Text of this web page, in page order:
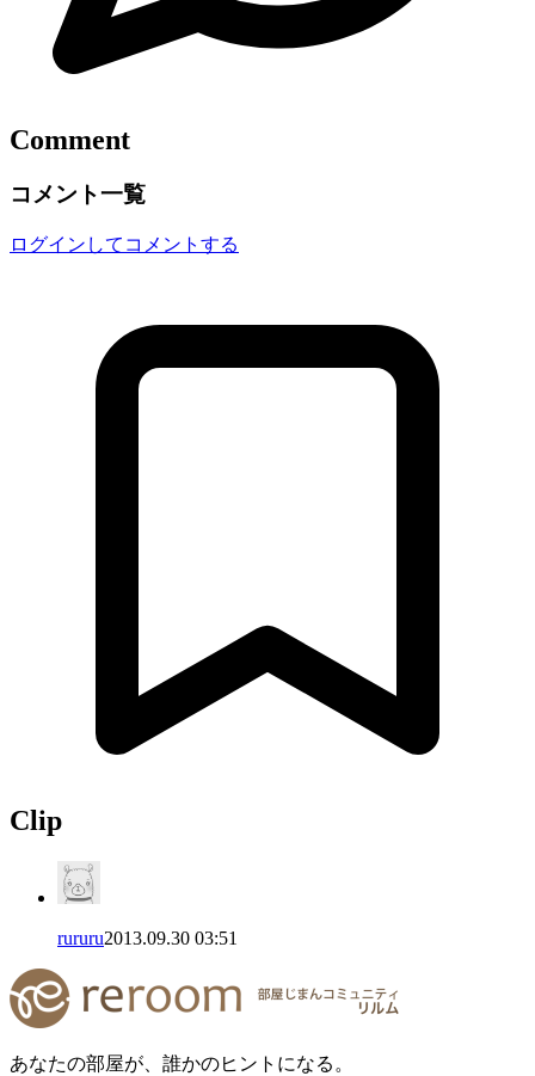
Comment
コメント一覧
ログインしてコメントする
Clip
rururu2013.09.30 03:51
あなたの部屋が、誰かのヒントになる。